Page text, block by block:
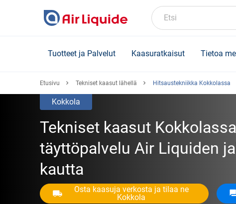
Etsi
Tuotteet ja Palvelut Kaasuratkaisut Tietoa
Etusivu Tekniset kaasut lähellä Hitsaustekniikka Kokkolassa
Kokkola
Tekniset kaasut
täyttöpalvelu Air Liquiden
kautta
Osta kaasuja verkosta ja tilaa ne
Kokkola